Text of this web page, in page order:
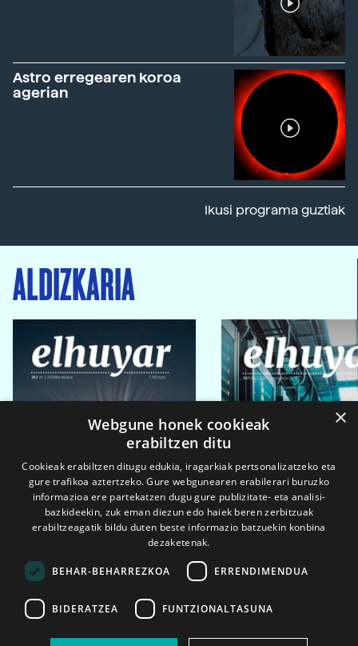
Astro erregearen koroa
agerian
Ikusi programa guztiak
ALDIZKARIA
2026ko eka. 1a 2026ko mar. 1a
×
Webgune honek cookieak
erabiltzen ditu
Cookieak erabiltzen ditugu edukia, iragarkiak pertsonalizatzeko eta
gure trafikoa aztertzeko. Gure webgunearen erabilerari buruzko
informazioa ere partekatzen dugu gure publizitate- eta analisi-
bazkideekin, zuk eman diezun edo haiek beren zerbitzuak
erabiltzeagatik bildu duten beste informazio batzuekin konbina
dezaketenak.
BEHAR-BEHARREZKOA ERRENDIMENDUA
BIDERATZEA FUNTZIONALTASUNA